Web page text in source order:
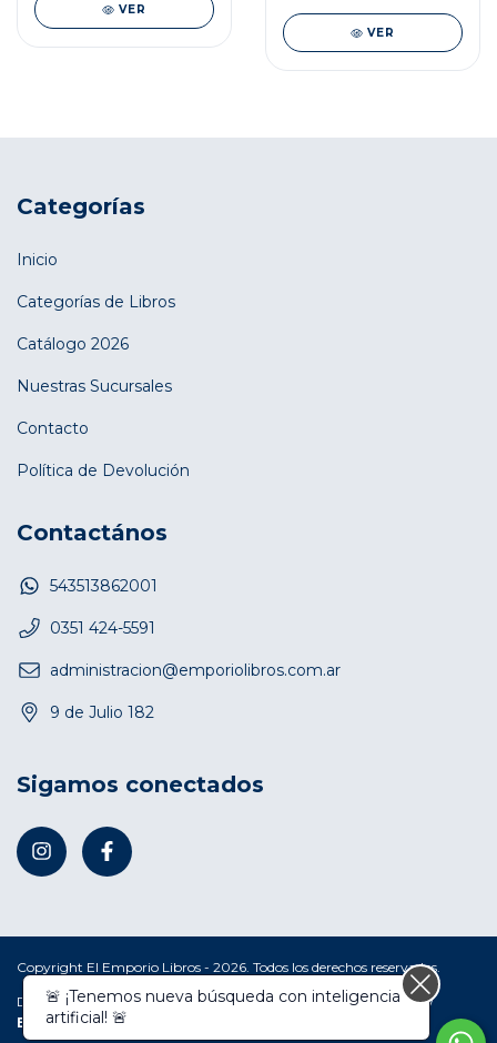
VER
VER
Categorías
Inicio
Categorías de Libros
Catálogo 2026
Nuestras Sucursales
Contacto
Política de Devolución
Contactános
543513862001
0351 424-5591
administracion@emporiolibros.com.ar
9 de Julio 182
Sigamos conectados
Copyright El Emporio Libros - 2026. Todos los derechos reservados.
Defensa de las y los consumidores. Para reclamos ingresá acá. /
Botón de arrepentimiento